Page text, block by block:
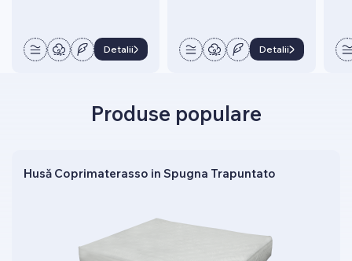
Detalii Detalii
Produse populare
Husă Coprimaterasso in Spugna Trapuntato